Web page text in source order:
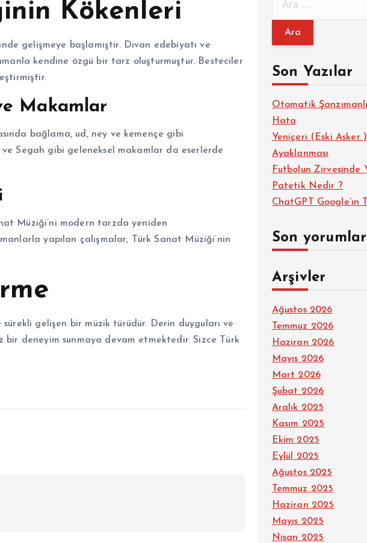
Kökenleri
gelişmeye başlamıştır. Divan edebiyatı ve
kendine özgü bir tarz oluşturmuştur. Besteciler
Makamlar
bağlama, ud, ney ve kemençe gibi
Segah gibi geleneksel makamlar da eserlerde
Müziği’ni modern tarzda yeniden
yapılan çalışmalar, Türk Sanat Müziği’nin
gelişen bir müzik türüdür. Derin duyguları ve
deneyim sunmaya devam etmektedir. Sizce Türk
m
:Son Yazılar
Otomatik
Hata
Yeniçeri (Eski Asker
Ayaklanması
Futbolun Zirvesinde
Patetik Nedir ?
ChatGPT Google’ın
Son yorumlar
Arşivler
Ağustos 2026
Temmuz 2026
Haziran 2026
Mayıs 2026
Mart 2026
Şubat 2026
Aralık 2025
Kasım 2025
Ekim 2025
Eylül 2025
Ağustos 2025
Temmuz 2025
Haziran 2025
Mayıs 2025
Nisan 2025